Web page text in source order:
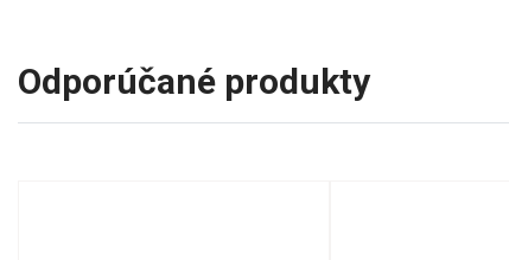
Odporúčané produkty